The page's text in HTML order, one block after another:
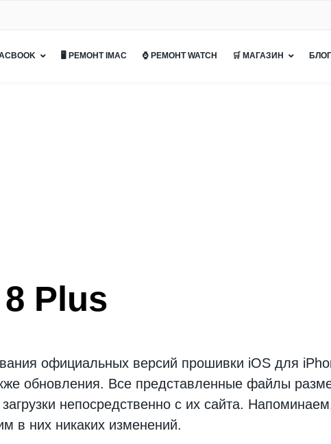
🖥 РЕМОНТ IMAC ⌚ РЕМОНТ WATCH 🛒 МАГАЗИН БЛОГ
Plus
официальных версий прошивки iOSдля
обновления. Все представленные файлы
непосредственно с их сайта.
в них никаких изменений.